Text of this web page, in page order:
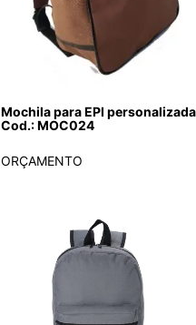
Mochila para EPI personalizada
Cod.: MOC024
ORÇAMENTO